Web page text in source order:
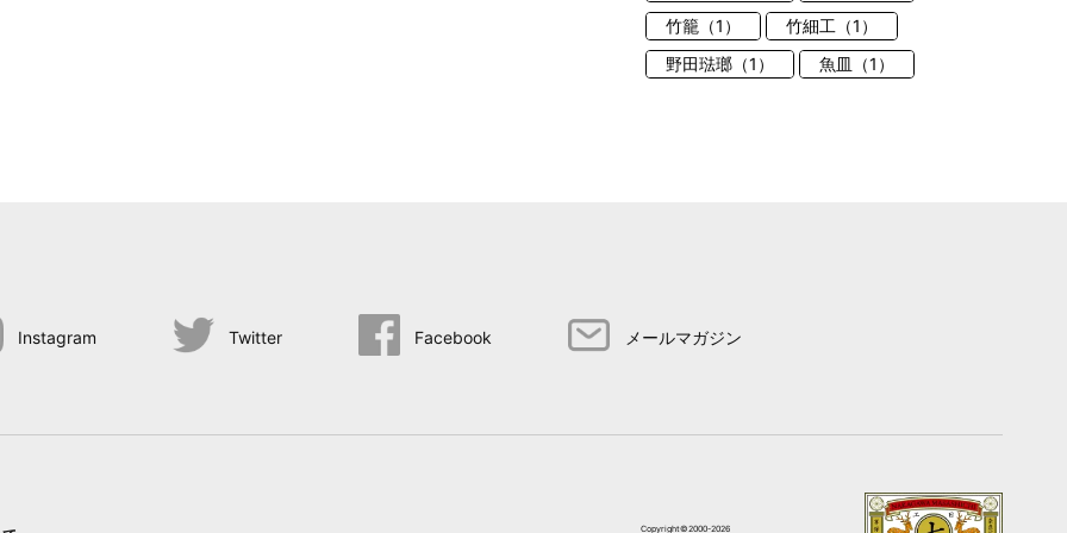
竹籠（1）
竹細工（1）
野田琺瑯（1）
魚皿（1）
Instagram Twitter Facebook メールマガジン
Copyright©2000-2026